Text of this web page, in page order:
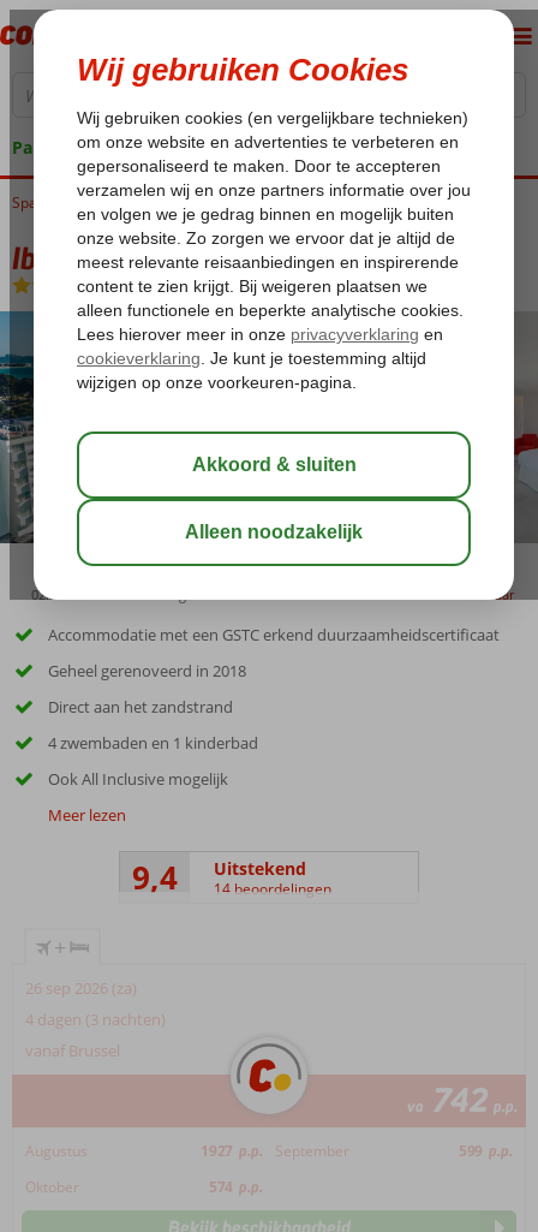
Pakketgarantie
Home
Spanje Balearen Mallorca Playa de Muro Iberostar Waves Alcudia Park
Iberostar Waves Alcudia Park
Logies en ontbijt-Hotel
02:30 bewaar
Accommodatie met een GSTC erkend duurzaamheidscertificaat
Geheel gerenoveerd in 2018
Direct aan het zandstrand
4 zwembaden en 1 kinderbad
Ook All Inclusive mogelijk
Meer lezen
9,4 Uitstekend
14 beoordelingen
+
26 sep 2026 (za)
4 dagen (3 nachten)
vanaf Brussel
va 742 p.p.
Augustus 1927 p.p. September 599 p.p.
Oktober
574 p.p.